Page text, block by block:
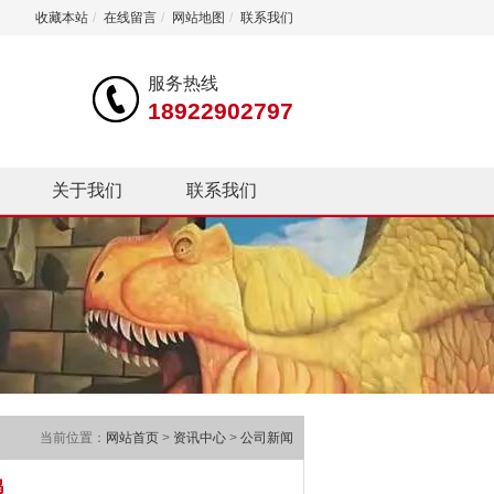
收藏本站 / 在线留言 / 网站地图 / 联系我们
服务热线
18922902797
关于我们 联系我们
当前位置： 网站首页 > 资讯中心 > 公司新闻